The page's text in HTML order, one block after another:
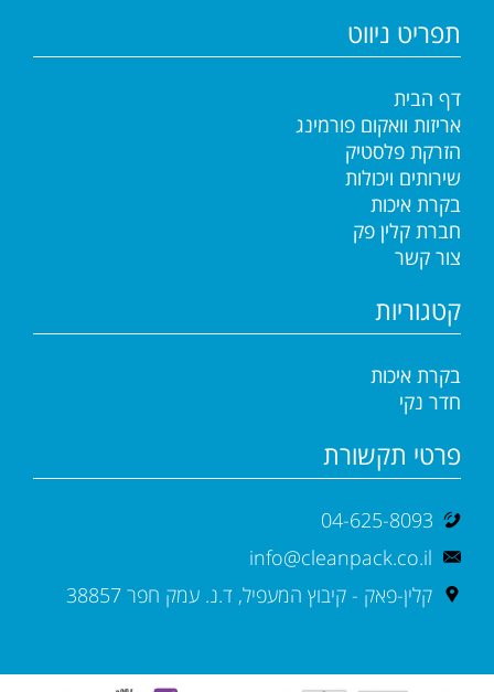
תפריט ניווט
דף הבית
אריזות וואקום פורמינג
הזרקת פלסטיק
שירותים ויכולות
בקרת איכות
חברת קלין פק
צור קשר
קטגוריות
בקרת איכות
חדר נקי
פרטי תקשורת
04-625-8093
info@cleanpack.co.il
קלין-פאק - קיבוץ המעפיל, ד.נ. עמק חפר 38857